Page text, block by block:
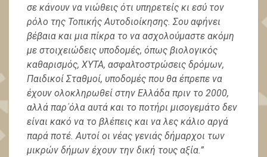
σε κάνουν να νιώθεις ότι υπηρετείς κι εσύ τον
ρόλο της Τοπικής Αυτοδιοίκησης. Σου αφήνει
βέβαια και μια πίκρα το να ασχολούμαστε ακόμη
με στοιχειώδεις υποδομές, όπως βιολογικός
καθαρισμός, ΧΥΤΑ, ασφαλτοστρώσεις δρόμων,
Παιδικοί Σταθμοί, υποδομές που θα έπρεπε να
έχουν ολοκληρωθεί στην Ελλάδα πριν το 2000,
αλλά παρ΄όλα αυτά και το ποτήρι μισογεμάτο δεν
είναι κακό να το βλέπεις και να λες κάλιο αργά
παρά ποτέ. Αυτοί οι νέας γενιάς δήμαρχοι των
μικρών δήμων έχουν την δική τους αξία.”